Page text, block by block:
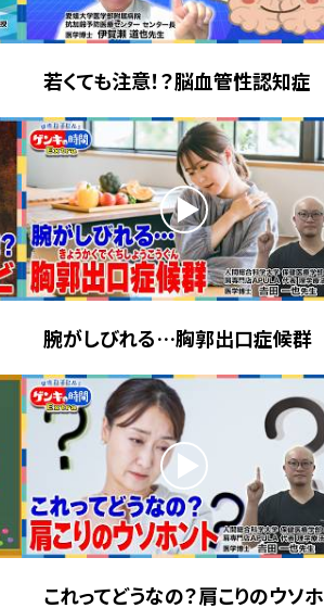
若くても注意！？脳血管性認知症
腕がしびれる…胸郭出口症候群
これってどうなの？肩こりのウソホ